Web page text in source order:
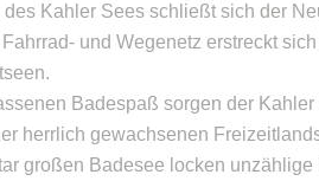
des Kahler Sees schließt sich der
und Wegenetz erstreckt
Badespaß sorgen der
herrlich gewachsenen
großen Badesee locken